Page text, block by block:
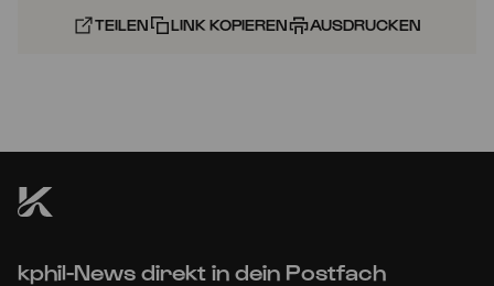
TEILEN LINK KOPIEREN AUSDRUCKEN
kphil-News direkt in dein Postfach